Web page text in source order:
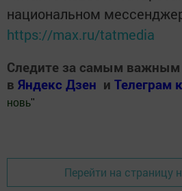
национальном
https://max.ru/tatmedia
Следите за самым
в Яндекс Дзен и Телеграм
новь"
Перейти на страницу